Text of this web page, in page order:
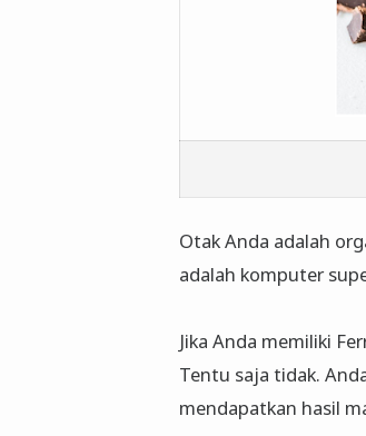
Otak Anda adalah
adalah komputer
Jika Anda memiliki
Tentu saja tidak.
mendapatkan hasil